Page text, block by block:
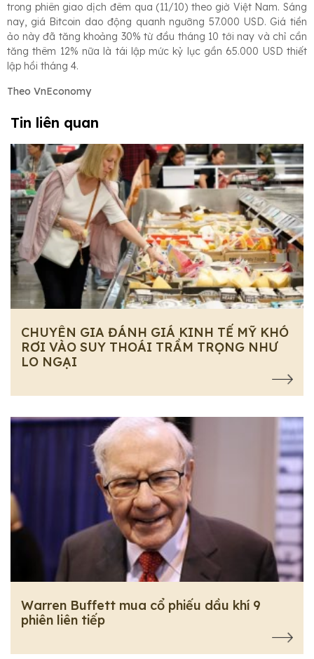
trong phiên giao dịch đêm qua (11/10) theo giờ Việt Nam. Sáng
nay, giá Bitcoin dao động quanh ngưỡng 57.000 USD. Giá tiền
ảo này đã tăng khoảng 30% từ đầu tháng 10 tới nay và chỉ cần
tăng thêm 12% nữa là tái lập mức kỷ lục gần 65.000 USD thiết
lập hồi tháng 4.
Theo VnEconomy
Tin liên quan
CHUYÊN GIA ĐÁNH GIÁ KINH TẾ MỸ KHÓ
RƠI VÀO SUY THOÁI TRẦM TRỌNG NHƯ
LO NGẠI
Warren Buffett mua cổ phiếu dầu khí 9
phiên liên tiếp